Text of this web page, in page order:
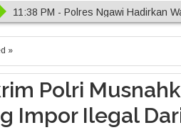
11:35 PM - Polres Bojonegoro
11:28 PM - Polresta Malang Kota
8:08 PM - Inovasi Srikandi Care,
»
Polri
Impor Ilegal